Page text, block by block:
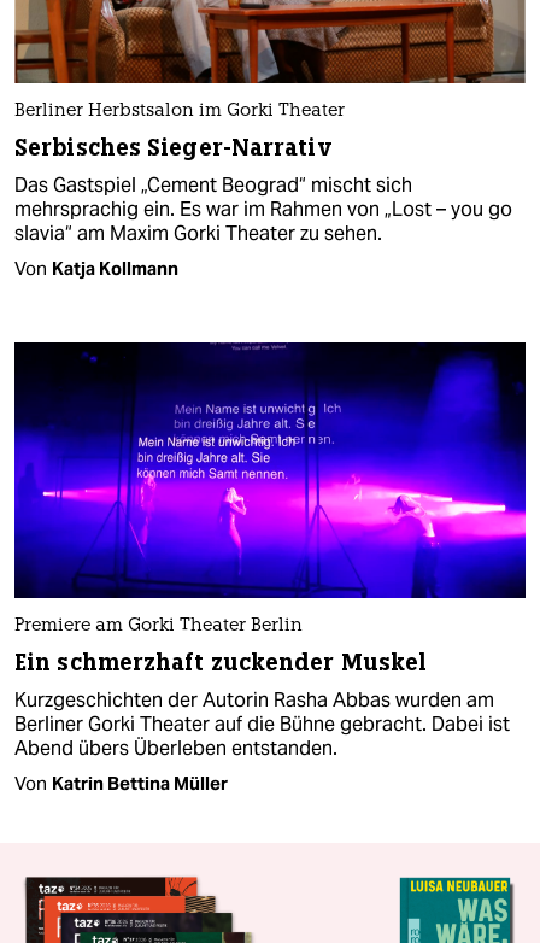
Berliner Herbstsalon im Gorki Theater
Serbisches Sieger-Narrativ
Das Gastspiel „Cement Beograd“ mischt sich
mehrsprachig ein. Es war im Rahmen von „Lost – you go
slavia“ am Maxim Gorki Theater zu sehen.
Von Katja Kollmann
Premiere am Gorki Theater Berlin
Ein schmerzhaft zuckender Muskel
Kurzgeschichten der Autorin Rasha Abbas wurden am
Berliner Gorki Theater auf die Bühne gebracht. Dabei ist
Abend übers Überleben entstanden.
Von Katrin Bettina Müller